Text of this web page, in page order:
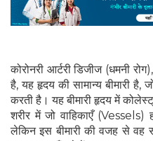
कोरोनरी आर्टरी डिजीज (धमनी
है, यह हृदय की सामान्य बीमारी है,
करती है। यह बीमारी हृदय में
शरीर में जो वाहिकाएँ (Vessels)
लेकिन इस बीमारी की वजह से वह